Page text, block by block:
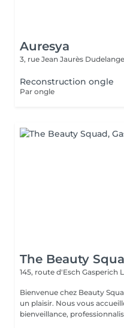
Auresya
3, rue Jean Jaurès
Reconstruction ongle
Par ongle
The Beauty
145, route d'Esch Gasperich
Bienvenue chez Beauty
un plaisir. Nous vous
bienveillance,